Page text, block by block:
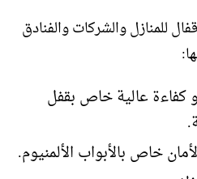
للمنازل والشركات والفنادق
عالية خاص بقفل
خاص بالأبواب الألمنيوم.